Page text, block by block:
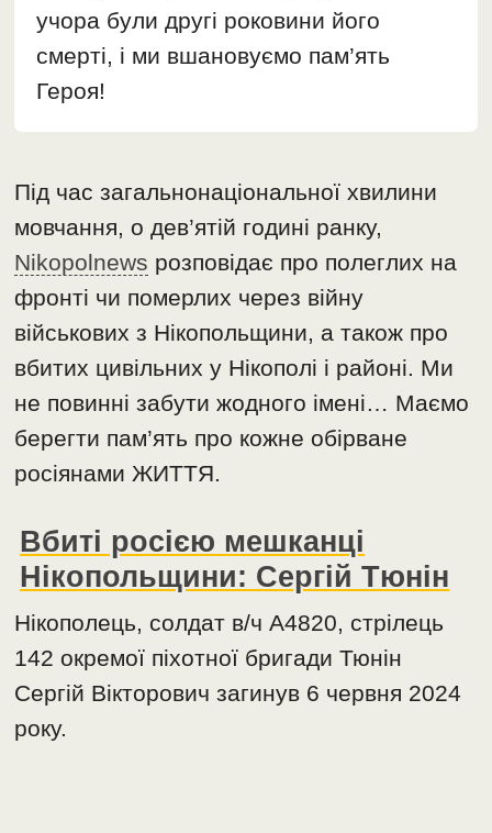
учора були другі роковини його
смерті, і ми вшановуємо пам’ять
Героя!
Під час загальнонаціональної хвилини
мовчання, о дев’ятій годині ранку,
Nikopolnews розповідає про полеглих на
фронті чи померлих через війну
військових з Нікопольщини, а також про
вбитих цивільних у Нікополі і районі. Ми
не повинні забути жодного імені… Маємо
берегти пам’ять про кожне обірване
росіянами ЖИТТЯ.
Вбиті росією мешканці
Нікопольщини: Сергій Тюнін
Нікополець, солдат в/ч А4820, стрілець
142 окремої піхотної бригади Тюнін
Сергій Вікторович загинув 6 червня 2024
року.